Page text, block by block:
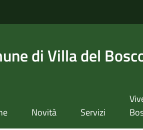
di Villa del
Novità Servizi